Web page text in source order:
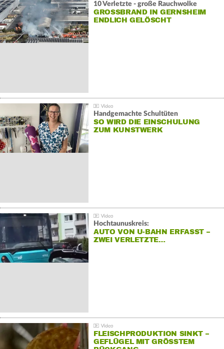
10 Verletzte - große Rauchwolke
GROSSBRAND IN GERNSHEIM E
NDLICH GELÖSCHT
Handgemachte Schultüten
SO WIRD DIE EINSCHULUNG
ZUM KUNSTWERK
Hochtaunuskreis:
AUTO VON U-BAHN ERFASST –
ZWEI VERLETZTE…
FLEISCHPRODUKTION SINKT –
GEFLÜGEL MIT GRÖSSTEM R